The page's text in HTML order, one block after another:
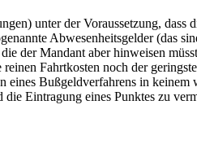
unter der Voraussetzung, dass
Abwesenheitsgelder (das
der Mandant aber hinweisen
Fahrtkosten noch der
eines Bußgeldverfahrens in
Eintragung eines Punktes zu